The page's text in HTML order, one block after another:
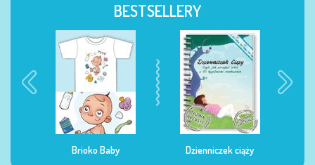
BESTSELLERY
Brioko Baby Dzienniczek ciąży